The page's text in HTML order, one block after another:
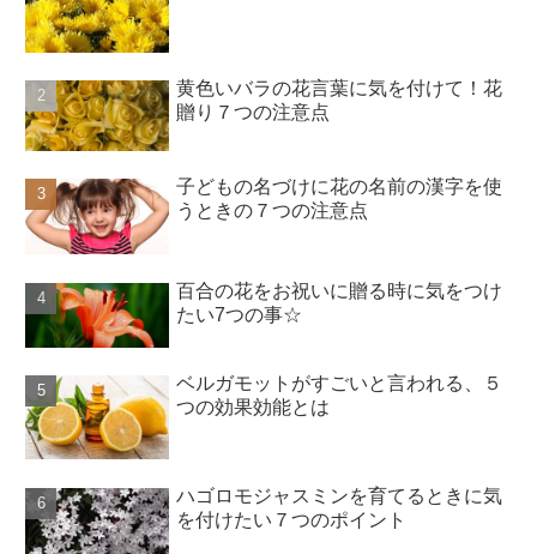
黄色いバラの花言葉に気を付けて！花
贈り７つの注意点
子どもの名づけに花の名前の漢字を使
うときの７つの注意点
百合の花をお祝いに贈る時に気をつけ
たい7つの事☆
ベルガモットがすごいと言われる、５
つの効果効能とは
ハゴロモジャスミンを育てるときに気
を付けたい７つのポイント